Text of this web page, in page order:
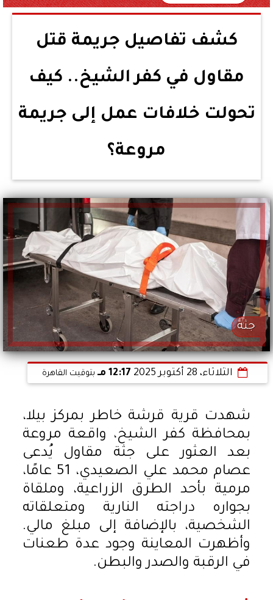
كشف تفاصيل جريمة قتل
مقاول في كفر الشيخ.. كيف
تحولت خلافات عمل إلى جريمة
مروعة؟
جثة
الثلاثاء، 28 أكتوبر 2025 12:17 مـ بتوقيت القاهرة
شهدت قرية قرشة خاطر بمركز بيلا،
بمحافظة كفر الشيخ، واقعة مروعة
بعد العثور على جثة مقاول يُدعى
عصام محمد علي الصعيدي، 51 عامًا،
مرمية بأحد الطرق الزراعية، وملقاة
بجواره دراجته النارية ومتعلقاته
الشخصية، بالإضافة إلى مبلغ مالي.
وأظهرت المعاينة وجود عدة طعنات
في الرقبة والصدر والبطن.